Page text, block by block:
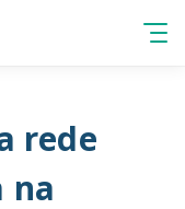
rede
na